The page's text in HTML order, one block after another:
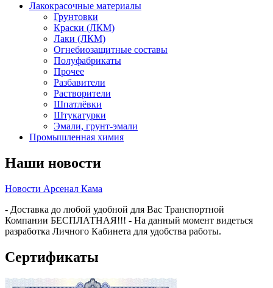
Лакокрасочные материалы
Грунтовки
Краски (ЛКМ)
Лаки (ЛКМ)
Огнебиозащитные составы
Полуфабрикаты
Прочее
Разбавители
Растворители
Шпатлёвки
Штукатурки
Эмали, грунт-эмали
Промышленная химия
Наши новости
Новости Арсенал Кама
- Доставка до любой удобной для Вас Транспортной
Компании БЕСПЛАТНАЯ!!! - На данный момент видеться
разработка Личного Кабинета для удобства работы.
Сертификаты